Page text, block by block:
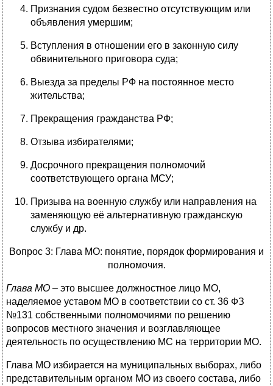
Признания судом безвестно отсутствующим или
объявления умершим;
Вступления в отношении его в законную силу
обвинительного приговора суда;
Выезда за пределы РФ на постоянное место
жительства;
Прекращения гражданства РФ;
Отзыва избирателями;
Досрочного прекращения полномочий
соответствующего органа МСУ;
Призыва на военную службу или направления на
заменяющую её альтернативную гражданскую
службу и др.
Вопрос 3: Глава МО: понятие, порядок формирования и
полномочия.
Глава МО – это высшее должностное лицо МО,
наделяемое уставом МО в соответствии со ст. 36 ФЗ
№131 собственными полномочиями по решению
вопросов местного значения и возглавляющее
деятельность по осуществлению МС на территории МО.
Глава МО избирается на муниципальных выборах, либо
представительным органом МО из своего состава, либо